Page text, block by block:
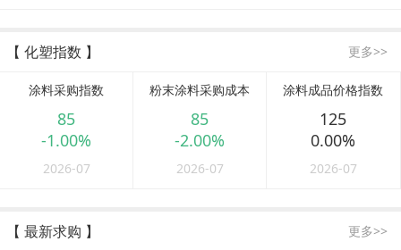
【 化塑指数 】 更多>>
涂料采购指数
85
-1.00%
2026-07
粉末涂料采购成本
85
-2.00%
2026-07
涂料成品价格指数
125
0.00%
2026-07
【 最新求购 】 更多>>